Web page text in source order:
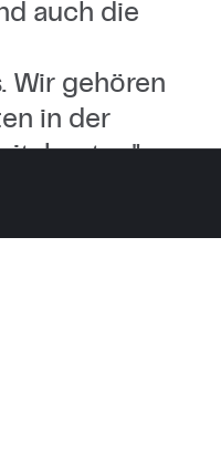
auch die
Wir gehören
in der